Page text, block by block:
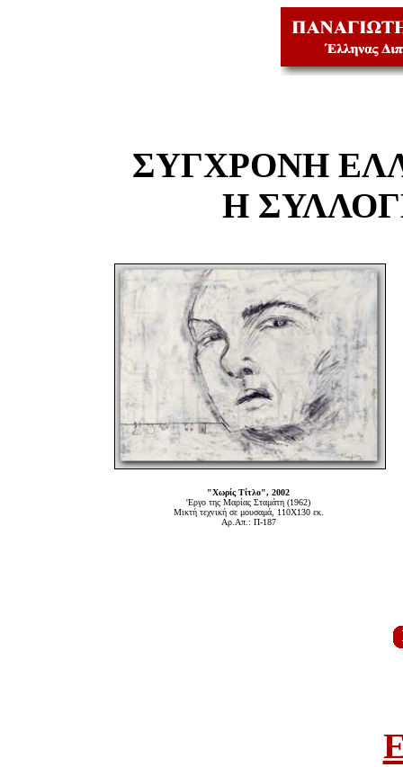
ΣΥΓΧΡΟΝΗ
Η
"Χωρίς Τίτλο", 2002
'Εργο της Μαρίας Σταμάτη (1962)
Μικτή τεχνική σε μουσαμά, 110Χ130 εκ.
Αρ.Απ.: Π-187